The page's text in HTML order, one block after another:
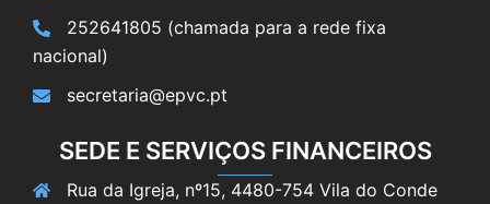
252641805 (chamada para a rede fixa
nacional)
secretaria@epvc.pt
SEDE E SERVIÇOS FINANCEIROS
Rua da Igreja, nº15, 4480-754 Vila do Conde